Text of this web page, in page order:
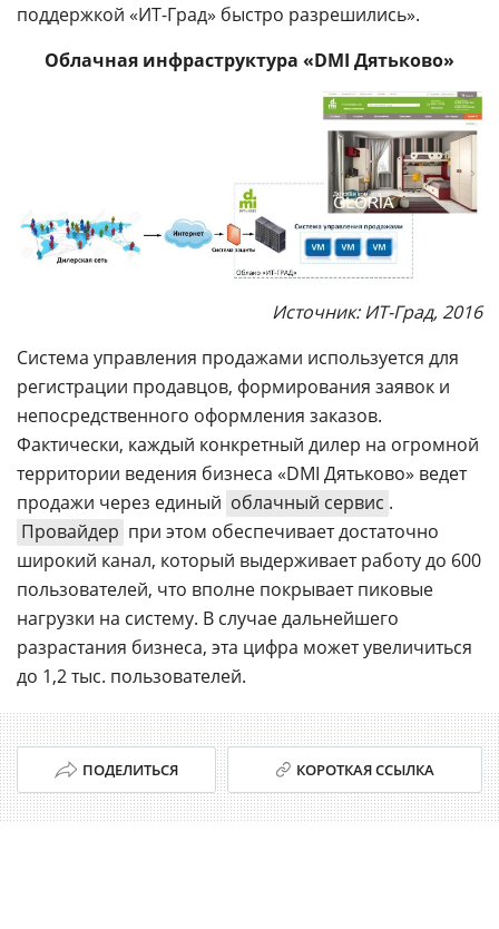
поддержкой «ИТ-Град» быстро разрешились».
Облачная инфраструктура «DMI Дятьково»
Источник: ИТ-Град, 2016
Система управления продажами используется для
регистрации продавцов, формирования заявок и
непосредственного оформления заказов.
Фактически, каждый конкретный дилер на огромной
территории ведения бизнеса «DMI Дятьково» ведет
продажи через единый облачный сервис .
Провайдер при этом обеспечивает достаточно
широкий канал, который выдерживает работу до 600
пользователей, что вполне покрывает пиковые
нагрузки на систему. В случае дальнейшего
разрастания бизнеса, эта цифра может увеличиться
до 1,2 тыс. пользователей.
ПОДЕЛИТЬСЯ КОРОТКАЯ ССЫЛКА